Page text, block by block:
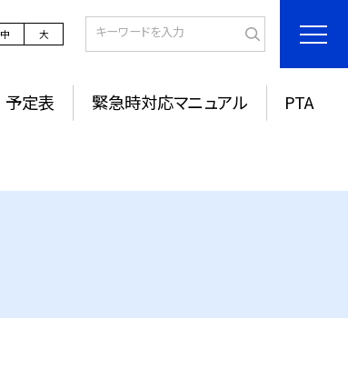
中 大
予定表 緊急時対応マニュアル PTA